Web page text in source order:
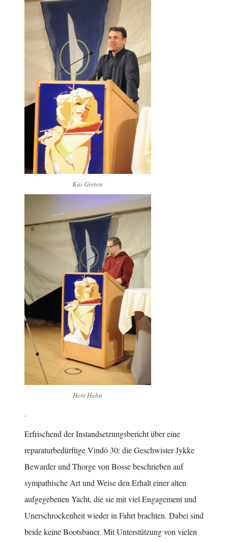
Kai Greten
Herr Hahn
.
Erfrischend der Instandsetzungsbericht über eine
reparaturbedürftige Vindö 30: die Geschwister Jykke
Bewarder und Thorge von Bosse beschrieben auf
sympathische Art und Weise den Erhalt einer alten
aufgegebenen Yacht, die sie mit viel Engagement und
Unerschrockenheit wieder in Fahrt brachten. Dabei sind
beide keine Bootsbauer. Mit Unterstützung von vielen